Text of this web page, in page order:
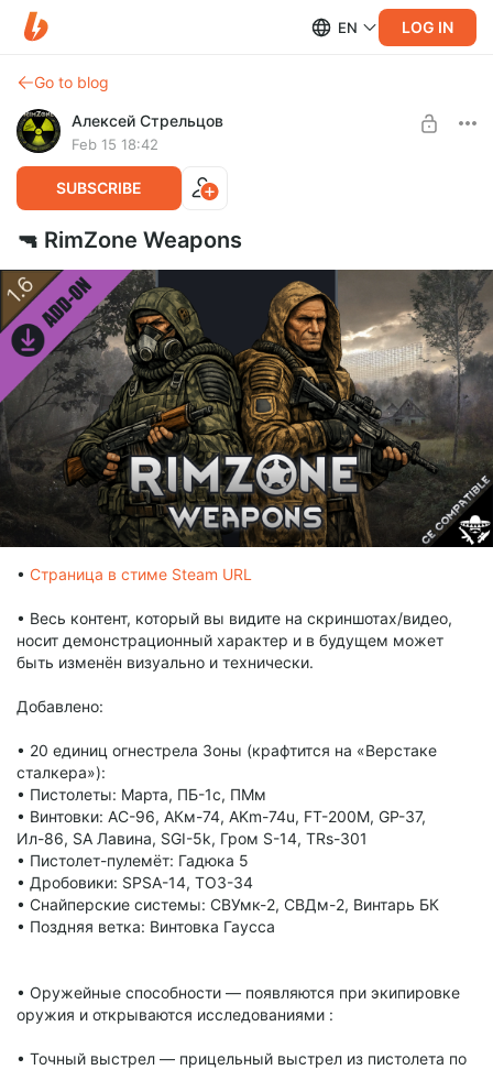
EN LOG IN
Go to blog
Алексей Стрельцов
Feb 15 18:42
SUBSCRIBE
🔫 RimZone Weapons
• Страница в стиме Steam URL
• Весь контент, который вы видите на скриншотах/видео,
носит демонстрационный характер и в будущем может
быть изменён визуально и технически.
Добавлено:
• 20 единиц огнестрела Зоны (крафтится на «Верстаке
сталкера»):
• Пистолеты: Марта, ПБ-1с, ПМм
• Винтовки: AC-96, АКм-74, AKm-74u, FT-200M, GP-37,
Ил-86, SA Лавина, SGI-5k, Гром S-14, TRs-301
• Пистолет-пулемёт: Гадюка 5
• Дробовики: SPSA-14, ТОЗ-34
• Снайперские системы: СВУмк-2, СВДм-2, Винтарь БК
• Поздняя ветка: Винтовка Гаусса
• Оружейные способности — появляются при экипировке
оружия и открываются исследованиями :
• Точный выстрел — прицельный выстрел из пистолета по